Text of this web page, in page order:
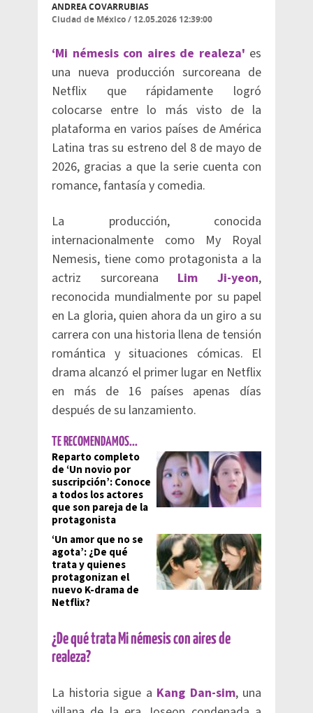
ANDREA COVARRUBIAS
Ciudad de México/ 12.05.2026 12:39:00
‘Mi némesis con aires de realeza' es
una nueva producción surcoreana de
Netflix que rápidamente logró
colocarse entre lo más visto de la
plataforma en varios países de América
Latina tras su estreno del 8 de mayo de
2026, gracias a que la serie cuenta con
romance, fantasía y comedia.
La producción, conocida
internacionalmente como My Royal
Nemesis, tiene como protagonista a la
actriz surcoreana Lim Ji-yeon,
reconocida mundialmente por su papel
en La gloria, quien ahora da un giro a su
carrera con una historia llena de tensión
romántica y situaciones cómicas. El
drama alcanzó el primer lugar en Netflix
en más de 16 países apenas días
después de su lanzamiento.
TE RECOMENDAMOS...
Reparto completo
de ‘Un novio por
suscripción’: Conoce
a todos los actores
que son pareja de la
protagonista
‘Un amor que no se
agota’: ¿De qué
trata y quienes
protagonizan el
nuevo K-drama de
Netflix?
¿De qué trata Mi némesis con aires de
realeza?
La historia sigue a Kang Dan-sim, una